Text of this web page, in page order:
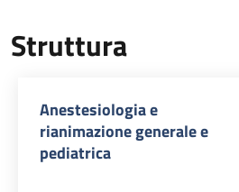
Struttura
Anestesiologia e
rianimazione generale e
pediatrica